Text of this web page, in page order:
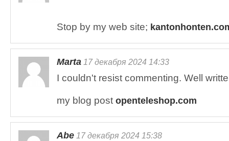
Stop by my web site;
Marta 17 декабря 2024 14:33
I couldn't resist commenting. Well
my blog post openteleshop.com
Abe 17 декабря 2024 15:38